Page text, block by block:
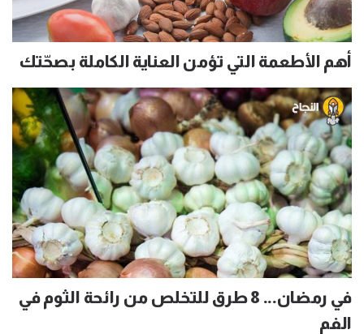
أهم الأطعمة التي تؤمن العناية الكاملة بصحّتك
في رمضان... 8 طرق للتخلص من رائحة الثوم في
الفم